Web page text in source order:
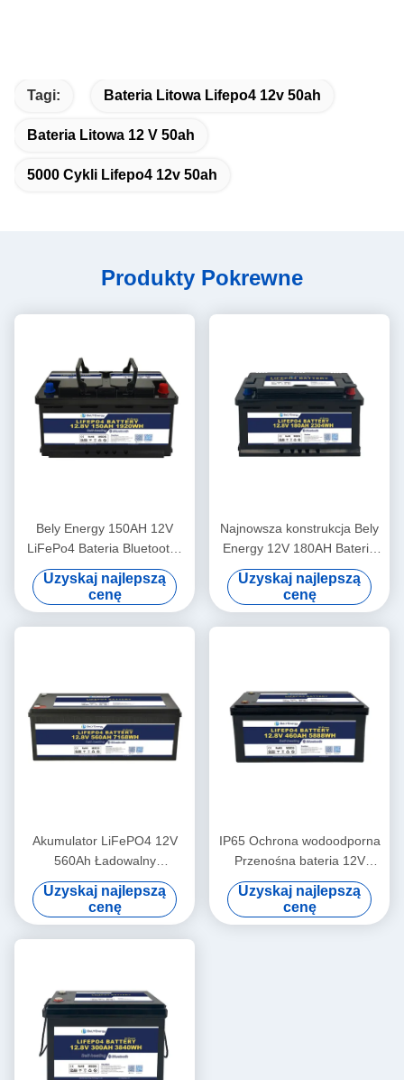
Tagi: Bateria Litowa Lifepo4 12v 50ah
Bateria Litowa 12 V 50ah
5000 Cykli Lifepo4 12v 50ah
Produkty Pokrewne
Bely Energy 150AH 12V
LiFePo4 Bateria Bluetooth i
samoogrzewanie dla Yachit
Medical
Uzyskaj najlepszą
cenę
Najnowsza konstrukcja Bely
Energy 12V 180AH Baterie
do Bluetooth Do stacji
bazowej do magazynowania
energii UPS RV
Uzyskaj najlepszą
cenę
Akumulator LiFePO4 12V
560Ah Ładowalny
ekonomiczny 5000 cykli 12v
Lifepo4
Uzyskaj najlepszą
cenę
IP65 Ochrona wodoodporna
Przenośna bateria 12V
460Ah LiFePo4 Długa
żywotność
Uzyskaj najlepszą
cenę